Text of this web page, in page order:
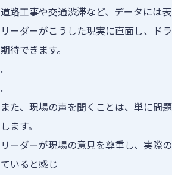
道路工事や交通渋滞など、データには
リーダーがこうした現実に直面し、ド
期待できます。
.
.
また、現場の声を聞くことは、単に問
します。
リーダーが現場の意見を尊重し、実際
ていると感じ